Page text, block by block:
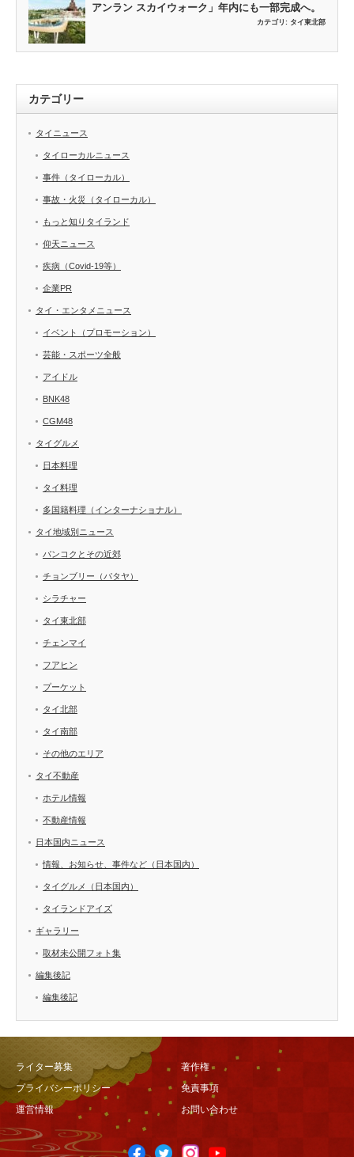
アンラン スカイウォーク」年内にも一部完成へ。
カテゴリ: タイ東北部
カテゴリー
タイニュース
タイローカルニュース
事件（タイローカル）
事故・火災（タイローカル）
もっと知りタイランド
仰天ニュース
疾病（Covid-19等）
企業PR
タイ・エンタメニュース
イベント（プロモーション）
芸能・スポーツ全般
アイドル
BNK48
CGM48
タイグルメ
日本料理
タイ料理
多国籍料理（インターナショナル）
タイ地域別ニュース
バンコクとその近郊
チョンブリー（パタヤ）
シラチャー
タイ東北部
チェンマイ
フアヒン
プーケット
タイ北部
タイ南部
その他のエリア
タイ不動産
ホテル情報
不動産情報
日本国内ニュース
情報、お知らせ、事件など（日本国内）
タイグルメ（日本国内）
タイランドアイズ
ギャラリー
取材未公開フォト集
編集後記
編集後記
ライター募集
著作権
プライバシーポリシー
免責事項
運営情報
お問い合わせ